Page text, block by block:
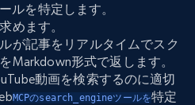
ルを特定します。
めます。
が記事をリアルタイムでスク
Markdown形式で返します。
動画を検索するのに適切
MCPのsearch_engineツールを特定